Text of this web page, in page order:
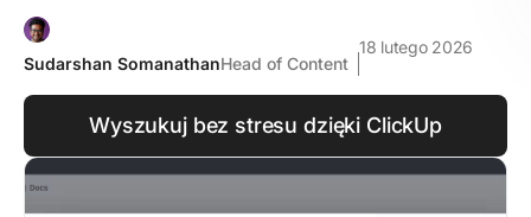
Sudarshan SomanathanHead of Content
18 lutego 2026
Wyszukuj bez stresu dzięki ClickUp